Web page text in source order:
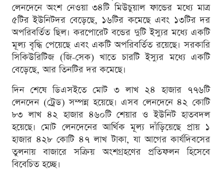
লেনদেনে অংশ নেওয়া ৩৪টি মিউচুয়াল ফান্ডের মধ্যে মাত্র
৫টির ইউনিটদর বেড়েছে, ১৬টির কমেছে এবং ১৩টির দর
অপরিবর্তিত ছিল। করপোরেট বন্ডের দুটি ইস্যুর মধ্যে একটি
মূল্য বৃদ্ধি পেয়েছে এবং একটি অপরিবর্তিত রয়েছে। সরকারি
সিকিউরিটিজ (জি-সেক) খাতে চারটি ইস্যুর মধ্যে একটি
বেড়েছে, আর তিনটির দর কমেছে।
দিন শেষে ডিএসইতে মোট ৩ লাখ ২৪ হাজার ৭৭৬টি
লেনদেন (ট্রেড) সম্পন্ন হয়েছে। এসব লেনদেনে ৪২ কোটি
৮৩ লাখ ৪২ হাজার ৪৬০টি শেয়ার ও ইউনিট হাতবদল
হয়েছে। মোট লেনদেনের আর্থিক মূল্য দাঁড়িয়েছে প্রায় ১
হাজার ৪২৮ কোটি ৪৭ লাখ টাকা, যা আগের কার্যদিবসের
তুলনায় বাজারে সক্রিয় অংশগ্রহণের প্রতিফলন হিসেবে
বিবেচিত হচ্ছে।